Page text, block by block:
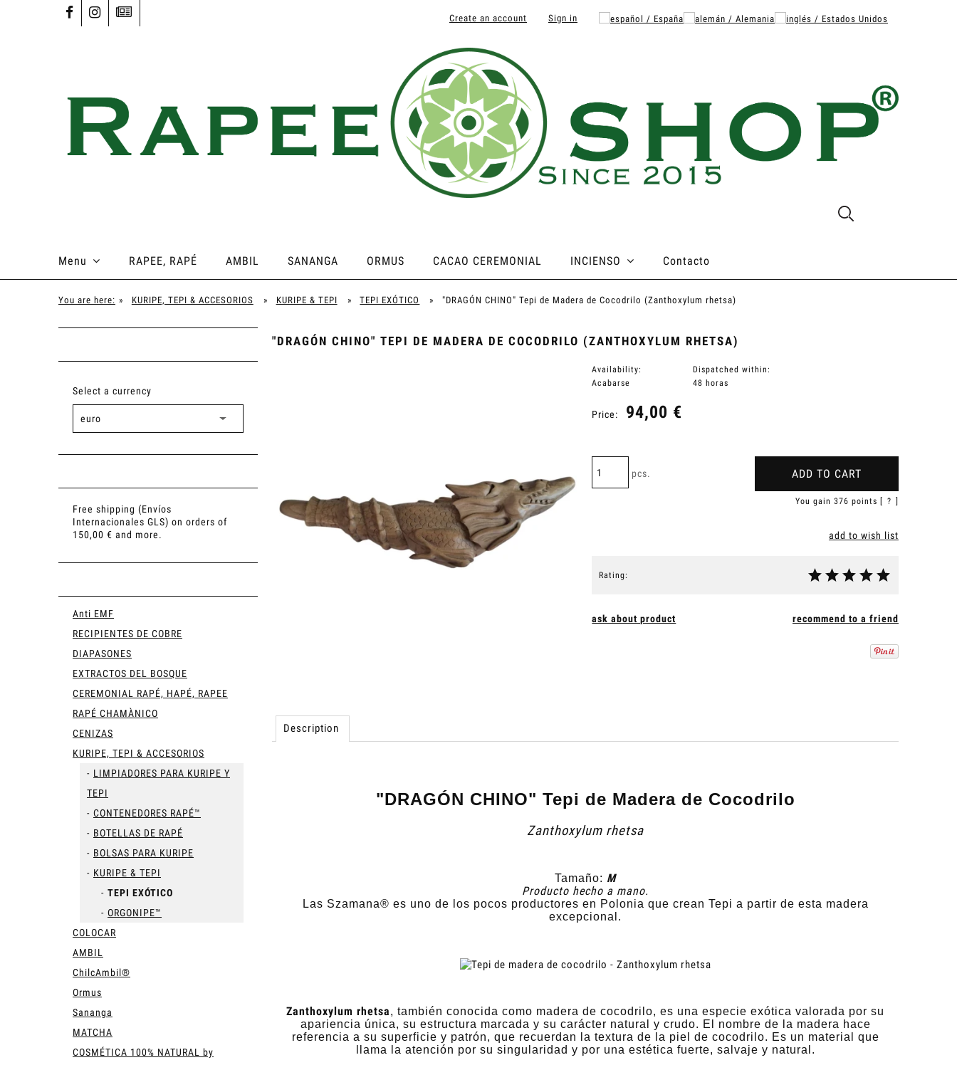
Create an account Sign in
Menu RAPEE, RAPÉ AMBIL SANANGA ORMUS CACAO CEREMONIAL INCIENSO Contacto
You are here: » KURIPE, TEPI & ACCESORIOS » KURIPE & TEPI » TEPI EXÓTICO » "DRAGÓN CHINO" Tepi de Madera de Cocodrilo (Zanthoxylum rhetsa)
Select a currency
Free shipping (Envíos
Internacionales GLS) on orders of
150,00 € and more.
Anti EMF
RECIPIENTES DE COBRE
DIAPASONES
EXTRACTOS DEL BOSQUE
CEREMONIAL RAPÉ, HAPÉ, RAPEE
RAPÉ CHAMÀNICO
CENIZAS
KURIPE, TEPI & ACCESORIOS
LIMPIADORES PARA KURIPE Y
TEPI
CONTENEDORES RAPÉ™
BOTELLAS DE RAPÉ
BOLSAS PARA KURIPE
KURIPE & TEPI
TEPI EXÓTICO
ORGONIPE™
COLOCAR
AMBIL
ChilcAmbil®
Ormus
Sananga
MATCHA
COSMÉTICA 100% NATURAL by
"DRAGÓN CHINO" TEPI DE MADERA DE COCODRILO (ZANTHOXYLUM RHETSA)
Availability:
Acabarse
Dispatched within:
48 horas
Price: 94,00 €
pcs. ADD TO CART
You gain 376 points [ ? ]
add to wish list
Rating:
ask about product recommend to a friend
Description
"DRAGÓN CHINO" Tepi de Madera de Cocodrilo
Zanthoxylum rhetsa
Tamaño: M
Producto hecho a mano.
Las Szamana® es uno de los pocos productores en Polonia que crean Tepi a partir de esta madera
excepcional.
Zanthoxylum rhetsa, también conocida como madera de cocodrilo, es una especie exótica valorada por su
apariencia única, su estructura marcada y su carácter natural y crudo. El nombre de la madera hace
referencia a su superficie y patrón, que recuerdan la textura de la piel de cocodrilo. Es un material que
llama la atención por su singularidad y por una estética fuerte, salvaje y natural.